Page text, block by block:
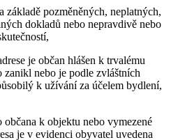
základě pozměněných, neplatných,
dokladů nebo nepravdivě nebo
je občan hlášen k trvalému
zanikl nebo je podle zvláštních
k užívání za účelem bydlení,
k objektu nebo vymezené
je v evidenci obyvatel uvedena